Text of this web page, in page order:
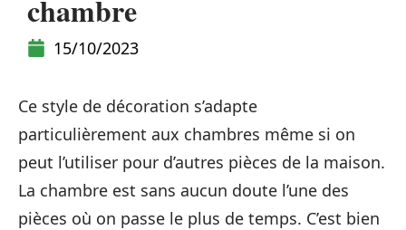
chambre
15/10/2023
Ce style de décoration s’adapte
particulièrement aux chambres même si on
peut l’utiliser pour d’autres pièces de la maison.
La chambre est sans aucun doute l’une des
pièces où on passe le plus de temps. C’est bien